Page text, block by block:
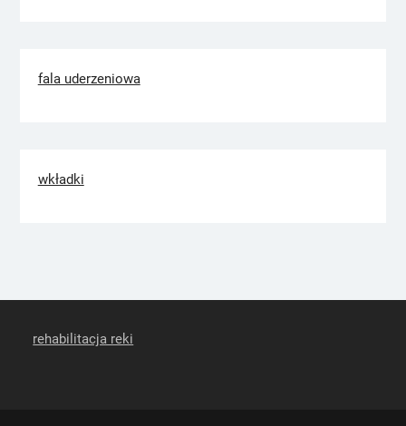
fala uderzeniowa
wkładki
rehabilitacja reki